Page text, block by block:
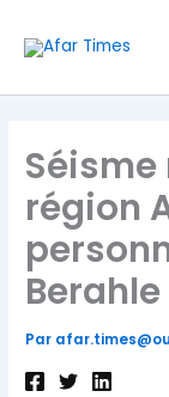
contenu
région
Berahle
Par